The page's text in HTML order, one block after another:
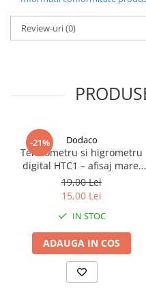
iluminare puternica, uniforma
culoare de 6000K, specifica
perfecta pentru zonele unde
Review-uri(0)
-21% Dodaco
Termometru si higrometru
digital HTC1 – afisaj mare,
masurare precisa si functii
multiple
19,00 Lei
15,00 Lei
IN STOC
ADAUGA IN COS